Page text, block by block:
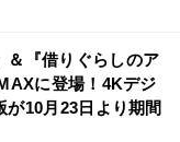
＆『借りぐらしのア
に登場！4Kデジ
が10月23日より期間